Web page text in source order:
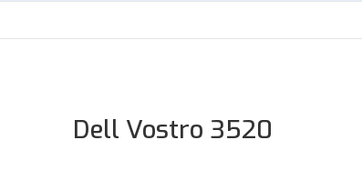
Dell Vostro 3520